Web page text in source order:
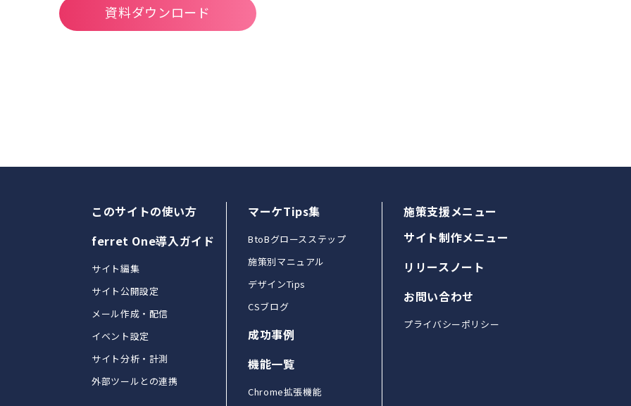
資料ダウンロード
このサイトの使い方
ferret One導入ガイド
サイト編集
サイト公開設定
メール作成・配信
イベント設定
サイト分析・計測
外部ツールとの連携
マーケTips集
BtoBグロースステップ
施策別マニュアル
デザインTips
CSブログ
成功事例
機能一覧
Chrome拡張機能
施策支援メニュー
サイト制作メニュー
リリースノート
お問い合わせ
プライバシーポリシー